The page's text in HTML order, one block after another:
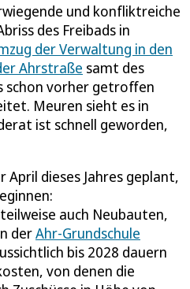
und konfliktreiche
des Freibads in
der Verwaltung in den
Ahrstraße samt des
schon vorher getroffen
Meuren sieht es in
ist schnell geworden,
dieses Jahres geplant,
auch Neubauten,
derAhr-Grundschule
bis 2028 dauern
von denen die